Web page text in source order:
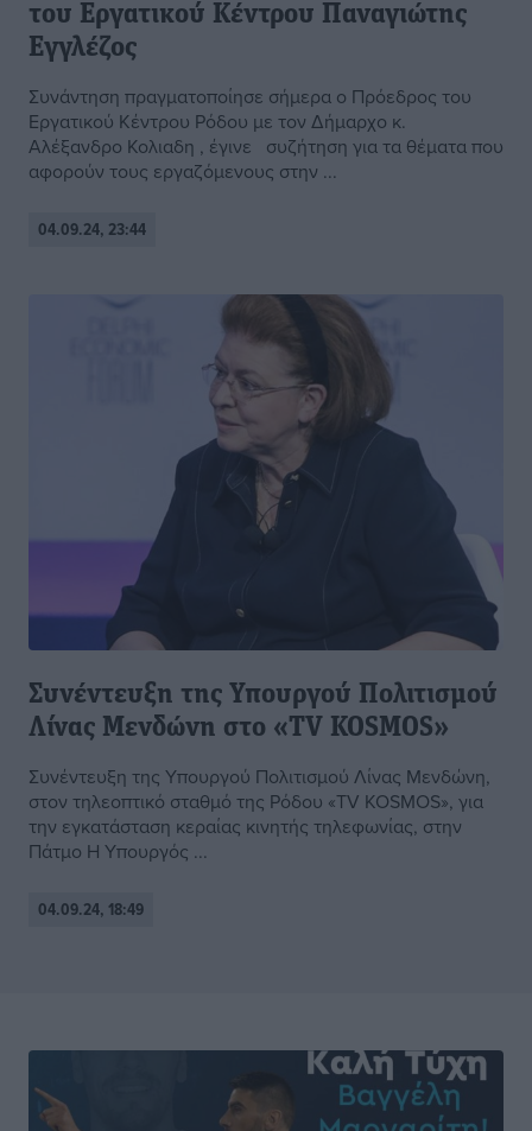
του Εργατικού Κέντρου Παναγιώτης
Εγγλέζος
Συνάντηση πραγματοποίησε σήμερα ο Πρόεδρος του
Εργατικού Κέντρου Ρόδου με τον Δήμαρχο κ.
Αλέξανδρο Κολιαδη , έγινε συζήτηση για τα θέματα που
αφορούν τους εργαζόμενους στην ...
04.09.24, 23:44
Συνέντευξη της Υπουργού Πολιτισμού
Λίνας Μενδώνη στο «TV KOSMOS»
Συνέντευξη της Υπουργού Πολιτισμού Λίνας Μενδώνη,
στον τηλεοπτικό σταθμό της Ρόδου «TV KOSMOS», για
την εγκατάσταση κεραίας κινητής τηλεφωνίας, στην
Πάτμο ​Η Υπουργός ...
04.09.24, 18:49